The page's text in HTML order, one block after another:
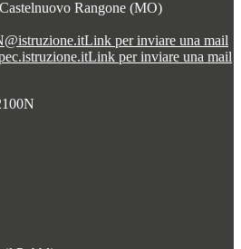
Rangone (MO)
Link per inviare una mail
Link per inviare una mail